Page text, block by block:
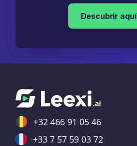
Descubrir aquí
+32 466 91 05 46
+33 7 57 59 03 72